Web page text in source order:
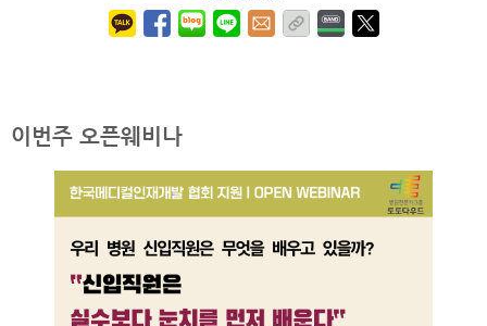
이번주 오픈웨비나